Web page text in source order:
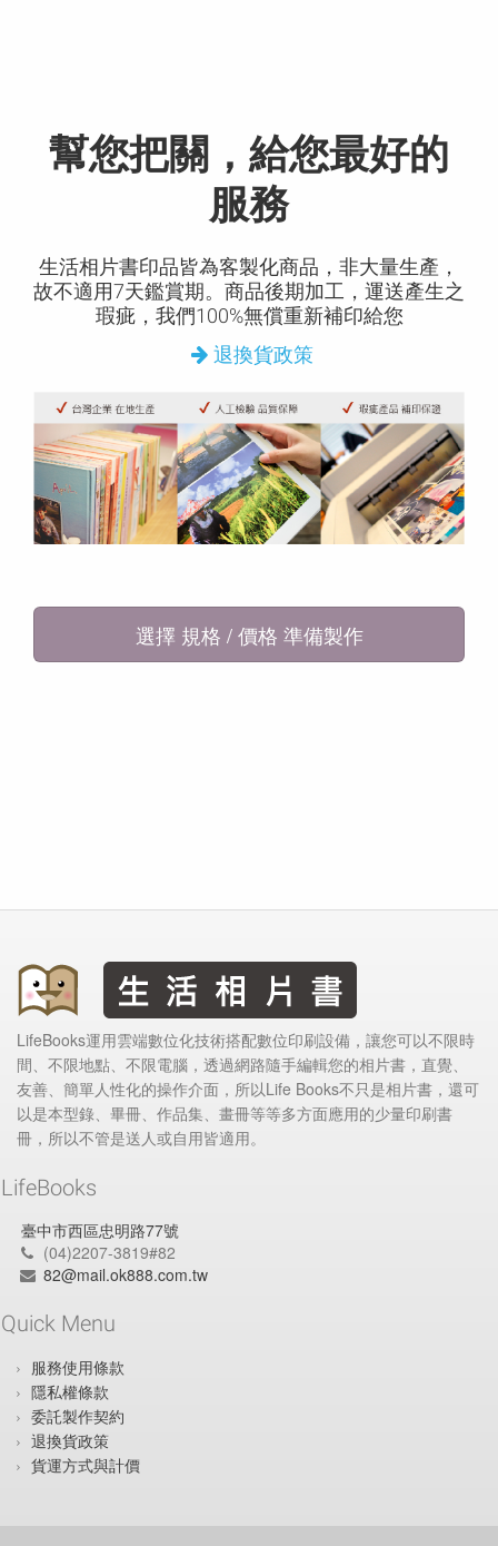
幫您把關，給您最好的
服務
生活相片書印品皆為客製化商品，非大量生產，
故不適用7天鑑賞期。商品後期加工，運送產生之
瑕疵，我們100%無償重新補印給您
退換貨政策
選擇 規格 / 價格 準備製作
LifeBooks運用雲端數位化技術搭配數位印刷設備，讓您可以不限時
間、不限地點、不限電腦，透過網路隨手編輯您的相片書，直覺、
友善、簡單人性化的操作介面，所以Life Books不只是相片書，還可
以是本型錄、畢冊、作品集、畫冊等等多方面應用的少量印刷書
冊，所以不管是送人或自用皆適用。
LifeBooks
臺中市西區忠明路77號
(04)2207-3819#82
82@mail.ok888.com.tw
Quick Menu
服務使用條款
隱私權條款
委託製作契約
退換貨政策
貨運方式與計價